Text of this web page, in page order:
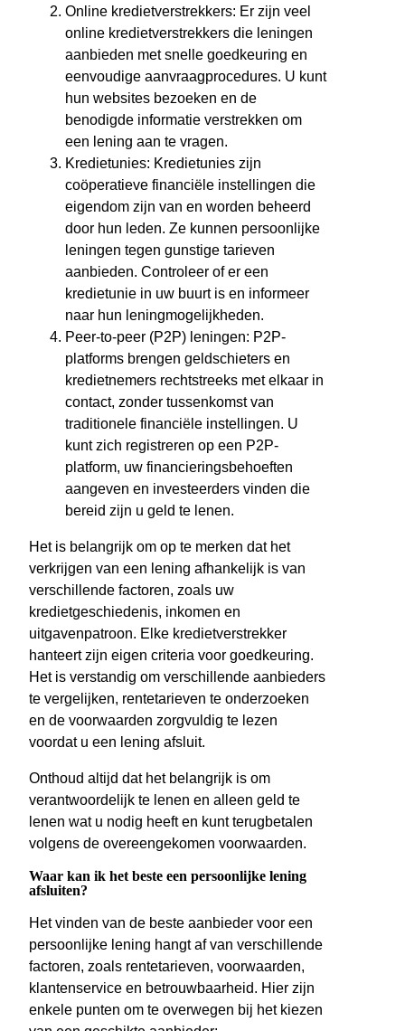
Online kredietverstrekkers: Er zijn veel
online kredietverstrekkers die leningen
aanbieden met snelle goedkeuring en
eenvoudige aanvraagprocedures. U kunt
hun websites bezoeken en de
benodigde informatie verstrekken om
een lening aan te vragen.
Kredietunies: Kredietunies zijn
coöperatieve financiële instellingen die
eigendom zijn van en worden beheerd
door hun leden. Ze kunnen persoonlijke
leningen tegen gunstige tarieven
aanbieden. Controleer of er een
kredietunie in uw buurt is en informeer
naar hun leningmogelijkheden.
Peer-to-peer (P2P) leningen: P2P-
platforms brengen geldschieters en
kredietnemers rechtstreeks met elkaar in
contact, zonder tussenkomst van
traditionele financiële instellingen. U
kunt zich registreren op een P2P-
platform, uw financieringsbehoeften
aangeven en investeerders vinden die
bereid zijn u geld te lenen.
Het is belangrijk om op te merken dat het
verkrijgen van een lening afhankelijk is van
verschillende factoren, zoals uw
kredietgeschiedenis, inkomen en
uitgavenpatroon. Elke kredietverstrekker
hanteert zijn eigen criteria voor goedkeuring.
Het is verstandig om verschillende aanbieders
te vergelijken, rentetarieven te onderzoeken
en de voorwaarden zorgvuldig te lezen
voordat u een lening afsluit.
Onthoud altijd dat het belangrijk is om
verantwoordelijk te lenen en alleen geld te
lenen wat u nodig heeft en kunt terugbetalen
volgens de overeengekomen voorwaarden.
Waar kan ik het beste een persoonlijke lening
afsluiten?
Het vinden van de beste aanbieder voor een
persoonlijke lening hangt af van verschillende
factoren, zoals rentetarieven, voorwaarden,
klantenservice en betrouwbaarheid. Hier zijn
enkele punten om te overwegen bij het kiezen